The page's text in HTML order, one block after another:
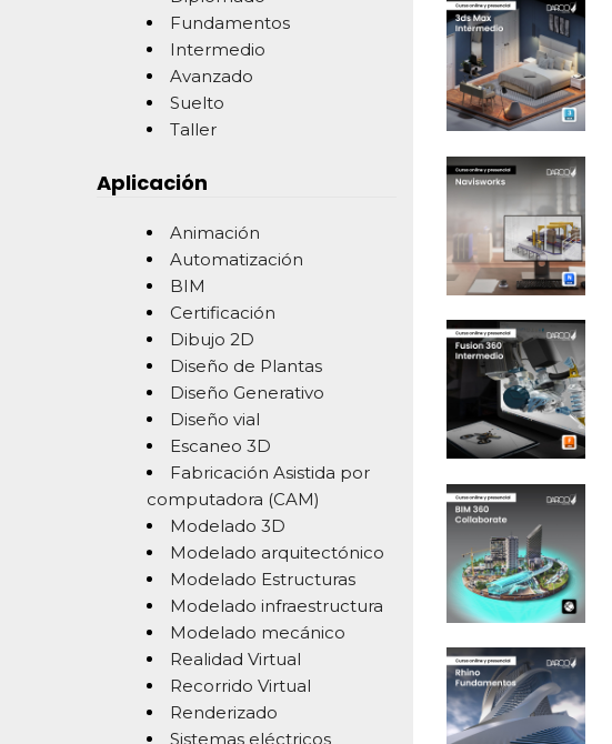
Fundamentos
Intermedio
Avanzado
Suelto
Taller
Aplicación
Animación
Automatización
BIM
Certificación
Dibujo 2D
Diseño de Plantas
Diseño Generativo
Diseño vial
Escaneo 3D
Fabricación Asistida por
computadora (CAM)
Modelado 3D
Modelado arquitectónico
Modelado Estructuras
Modelado infraestructura
Modelado mecánico
Realidad Virtual
Recorrido Virtual
Renderizado
Sistemas eléctricos